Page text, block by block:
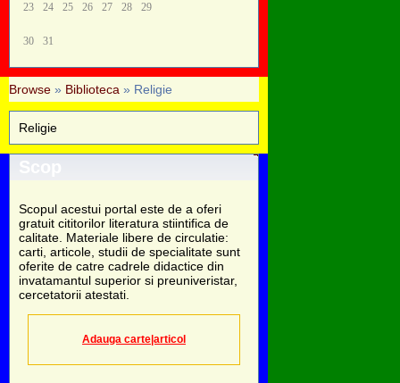
23 24 25 26 27 28 29
30 31
Browse » Biblioteca » Religie
Religie
Scop
Scopul acestui portal este de a oferi
gratuit cititorilor literatura stiintifica de
calitate. Materiale libere de circulatie:
carti, articole, studii de specialitate sunt
oferite de catre cadrele didactice din
invatamantul superior si preuniveristar,
cercetatorii atestati.
Adauga carte|articol